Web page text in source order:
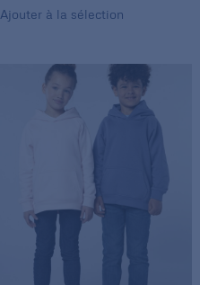
Ajouter à la sélection